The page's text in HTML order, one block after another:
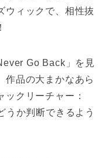
ウィックで、相性抜
Go Back」を見
作品の大まかなあら
クリーチャー：
うか判断できるよう